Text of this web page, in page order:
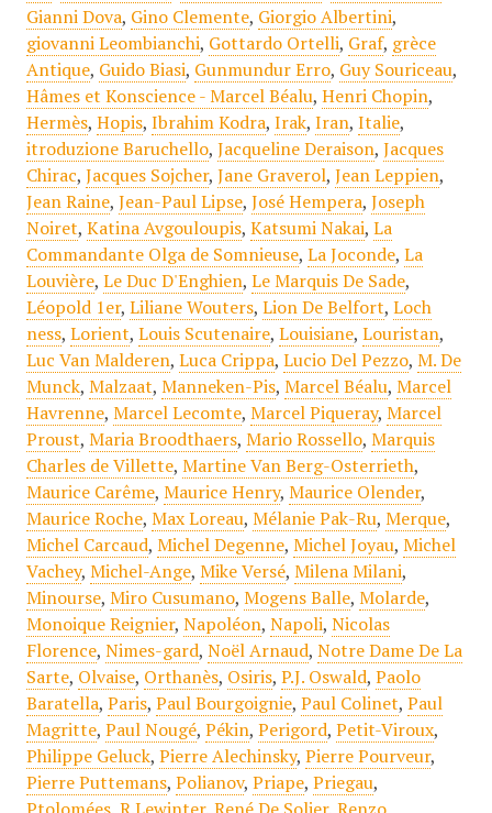
Gianni Dova, Gino Clemente, Giorgio Albertini,
giovanni Leombianchi, Gottardo Ortelli, Graf, grèce
Antique, Guido Biasi, Gunmundur Erro, Guy Souriceau,
Hâmes et Konscience - Marcel Béalu, Henri Chopin,
Hermès, Hopis, Ibrahim Kodra, Irak, Iran, Italie,
itroduzione Baruchello, Jacqueline Deraison, Jacques
Chirac, Jacques Sojcher, Jane Graverol, Jean Leppien,
Jean Raine, Jean-Paul Lipse, José Hempera, Joseph
Noiret, Katina Avgouloupis, Katsumi Nakai, La
Commandante Olga de Somnieuse, La Joconde, La
Louvière, Le Duc D'Enghien, Le Marquis De Sade,
Léopold 1er, Liliane Wouters, Lion De Belfort, Loch
ness, Lorient, Louis Scutenaire, Louisiane, Louristan,
Luc Van Malderen, Luca Crippa, Lucio Del Pezzo, M. De
Munck, Malzaat, Manneken-Pis, Marcel Béalu, Marcel
Havrenne, Marcel Lecomte, Marcel Piqueray, Marcel
Proust, Maria Broodthaers, Mario Rossello, Marquis
Charles de Villette, Martine Van Berg-Osterrieth,
Maurice Carême, Maurice Henry, Maurice Olender,
Maurice Roche, Max Loreau, Mélanie Pak-Ru, Merque,
Michel Carcaud, Michel Degenne, Michel Joyau, Michel
Vachey, Michel-Ange, Mike Versé, Milena Milani,
Minourse, Miro Cusumano, Mogens Balle, Molarde,
Monoique Reignier, Napoléon, Napoli, Nicolas
Florence, Nimes-gard, Noël Arnaud, Notre Dame De La
Sarte, Olvaise, Orthanès, Osiris, P.J. Oswald, Paolo
Baratella, Paris, Paul Bourgoignie, Paul Colinet, Paul
Magritte, Paul Nougé, Pékin, Perigord, Petit-Viroux,
Philippe Geluck, Pierre Alechinsky, Pierre Pourveur,
Pierre Puttemans, Polianov, Priape, Priegau,